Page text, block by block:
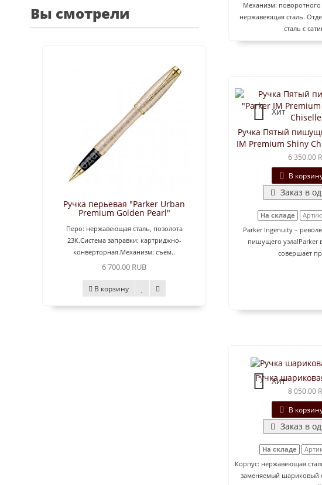
Вы смотрели
Ручка перьевая "Parker Urban
Premium Golden Pearl"
Перо: нержавеющая сталь, позолота
23К.Система заправки: картриджно-
конверторная.Механизм: съем..
6 700.00 RUB
В корзину
Механизм: поворотного
нержавеющая сталь.
сталь с
Хит
Ручка Пятый
IM Premium Shiny
6 350.00
В
Заказ в
На складе
Parker Ingenuity –
пишущего узла!Parker
совершает
Хит
Ручка
8 050.00
В
Заказ в
На складе
Корпус: нержавеющая
заменяемый шариковый